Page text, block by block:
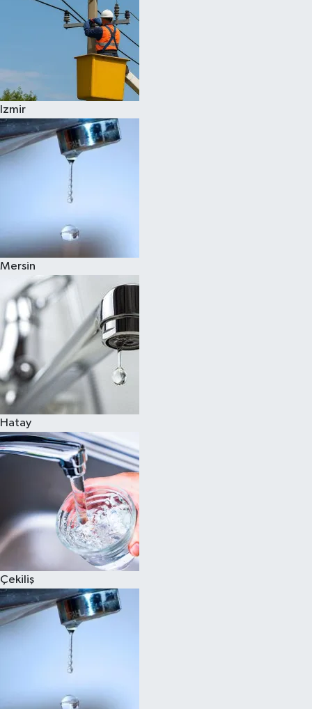
Izmir
Mersin
Hatay
Çekiliş